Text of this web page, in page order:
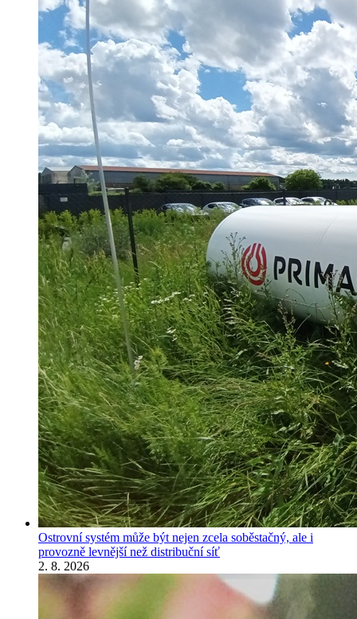
Ostrovní systém může být nejen zcela soběstačný, ale i
provozně levnější než distribuční síť
2. 8. 2026